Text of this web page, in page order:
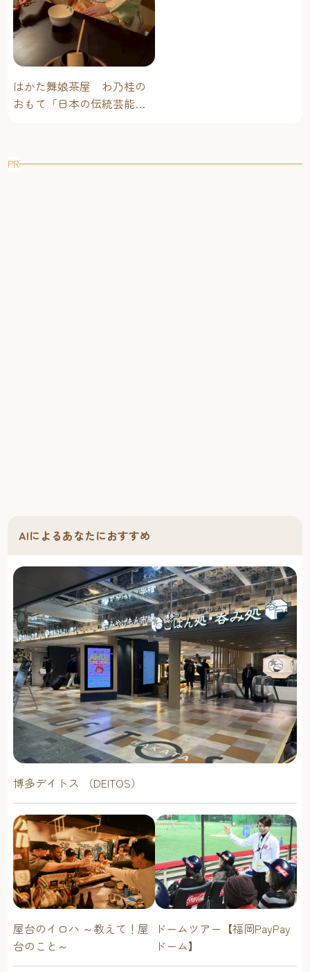
はかた舞娘茶屋 わ乃桂の
おもて「日本の伝統芸能・
PR
AIによるあなたにおすすめ
博多デイトス （DEITOS）
屋台のイロハ ～教えて！屋
台のこと～
ドームツアー【福岡PayPay
ドーム】